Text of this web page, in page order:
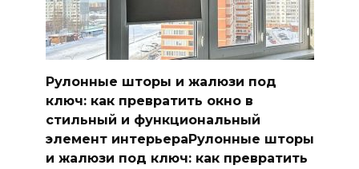
Рулонные шторы и жалюзи под
ключ: как превратить окно в
стильный и функциональный
элемент интерьераРулонные шторы
и жалюзи под ключ: как превратить